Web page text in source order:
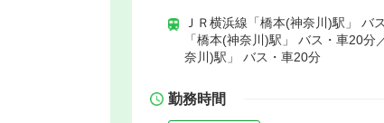
ＪＲ横浜線「橋本(神奈川)駅」 バ
「橋本(神奈川)駅」 バス・車20分
奈川)駅」 バス・車20分
勤務時間